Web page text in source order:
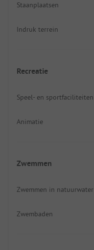
Staanplaatsen
Indruk terrein
Recreatie
Speel- en sportfaciliteiten
Animatie
Zwemmen
Zwemmen in natuurwater
Zwembaden